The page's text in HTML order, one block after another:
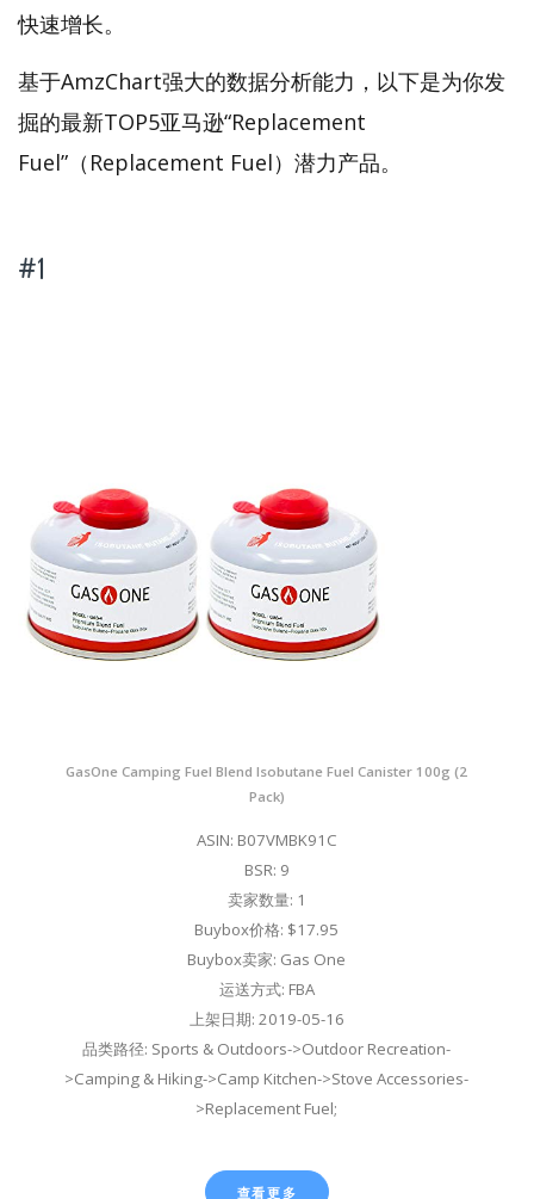
快速增长。
基于AmzChart强大的数据分析能力，以下是为你发
掘的最新TOP5亚马逊“Replacement
Fuel”（Replacement Fuel）潜力产品。
#1
GasOne Camping Fuel Blend Isobutane Fuel Canister 100g (2
Pack)
ASIN: B07VMBK91C
BSR: 9
卖家数量: 1
Buybox价格: $17.95
Buybox卖家: Gas One
运送方式: FBA
上架日期: 2019-05-16
品类路径: Sports & Outdoors->Outdoor Recreation-
>Camping & Hiking->Camp Kitchen->Stove Accessories-
>Replacement Fuel;
查看更多